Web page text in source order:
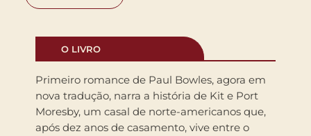
O LIVRO
Primeiro romance de Paul Bowles, agora em
nova tradução, narra a história de Kit e Port
Moresby, um casal de norte-americanos que,
após dez anos de casamento, vive entre o